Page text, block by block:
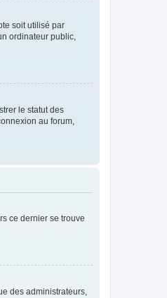
soit utilisé par
ordinateur public,
le statut des
au forum,
ce dernier se trouve
des administrateurs,